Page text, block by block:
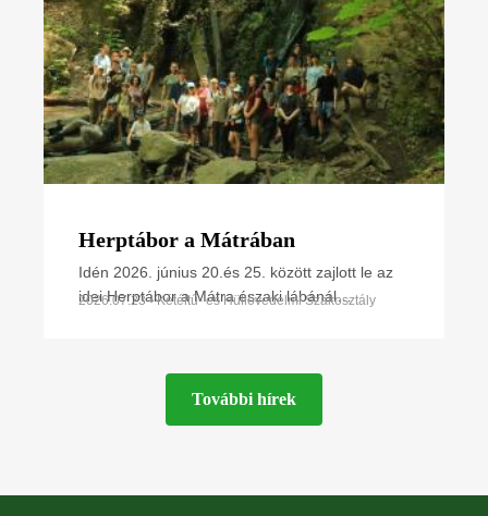
Herptábor a Mátrában
Idén 2026. június 20.és 25. között zajlott le az
idei Herptábor a Mátra északi lábánál
2026.07.23 • Kétéltű- és Hüllővédelmi Szakosztály
További hírek